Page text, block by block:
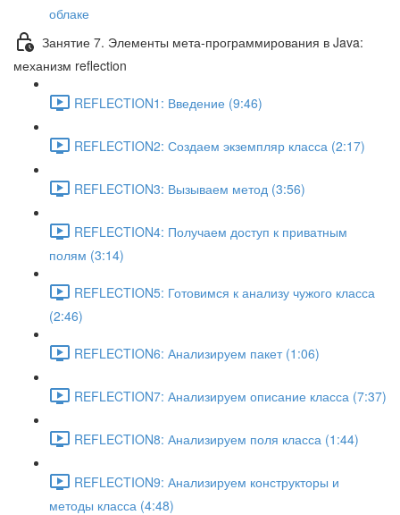
облаке
Занятие 7. Элементы мета-программирования в Java:
механизм reflection
REFLECTION1: Введение (9:46)
REFLECTION2: Создаем экземпляр класса (2:17)
REFLECTION3: Вызываем метод (3:56)
REFLECTION4: Получаем доступ к приватным
полям (3:14)
REFLECTION5: Готовимся к анализу чужого класса
(2:46)
REFLECTION6: Анализируем пакет (1:06)
REFLECTION7: Анализируем описание класса (7:37)
REFLECTION8: Анализируем поля класса (1:44)
REFLECTION9: Анализируем конструкторы и
методы класса (4:48)